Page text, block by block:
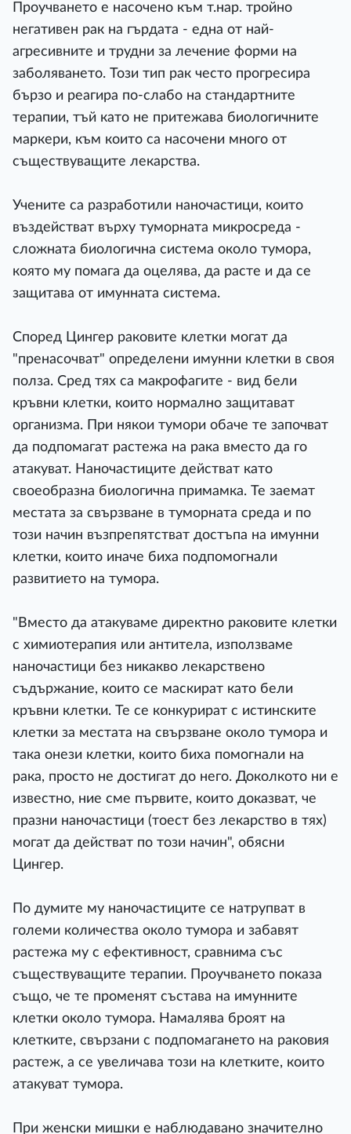
Проучването е насочено към т.нар. тройно
негативен рак на гърдата - една от най-
агресивните и трудни за лечение форми на
заболяването. Този тип рак често прогресира
бързо и реагира по-слабо на стандартните
терапии, тъй като не притежава биологичните
маркери, към които са насочени много от
съществуващите лекарства.
Учените са разработили наночастици, които
въздействат върху туморната микросреда -
сложната биологична система около тумора,
която му помага да оцелява, да расте и да се
защитава от имунната система.
Според Цингер раковите клетки могат да
"пренасочват" определени имунни клетки в своя
полза. Сред тях са макрофагите - вид бели
кръвни клетки, които нормално защитават
организма. При някои тумори обаче те започват
да подпомагат растежа на рака вместо да го
атакуват. Наночастиците действат като
своеобразна биологична примамка. Те заемат
местата за свързване в туморната среда и по
този начин възпрепятстват достъпа на имунни
клетки, които иначе биха подпомогнали
развитието на тумора.
"Вместо да атакуваме директно раковите клетки
с химиотерапия или антитела, използваме
наночастици без никакво лекарствено
съдържание, които се маскират като бели
кръвни клетки. Те се конкурират с истинските
клетки за местата на свързване около тумора и
така онези клетки, които биха помогнали на
рака, просто не достигат до него. Доколкото ни е
известно, ние сме първите, които доказват, че
празни наночастици (тоест без лекарство в тях)
могат да действат по този начин", обясни
Цингер.
По думите му наночастиците се натрупват в
големи количества около тумора и забавят
растежа му с ефективност, сравнима със
съществуващите терапии. Проучването показа
също, че те променят състава на имунните
клетки около тумора. Намалява броят на
клетките, свързани с подпомагането на раковия
растеж, а се увеличава този на клетките, които
атакуват тумора.
При женски мишки е наблюдавано значително